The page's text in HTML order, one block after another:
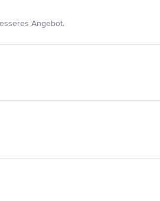
Angebot.